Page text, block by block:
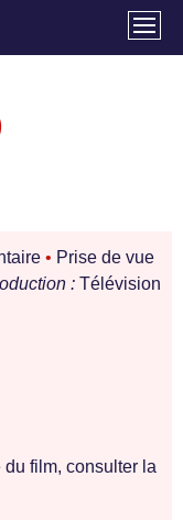
• Prise de vue
: Télévision
film, consulter la